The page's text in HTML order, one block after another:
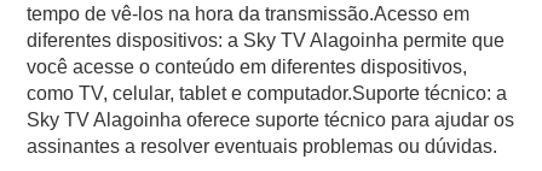
tempo de vê-los na hora da transmissão.Acesso em
diferentes dispositivos: a Sky TV Alagoinha permite que
você acesse o conteúdo em diferentes dispositivos,
como TV, celular, tablet e computador.Suporte técnico: a
Sky TV Alagoinha oferece suporte técnico para ajudar os
assinantes a resolver eventuais problemas ou dúvidas.